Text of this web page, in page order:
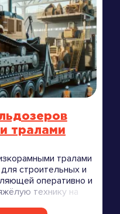
тралами
тралами
строительных и
оперативно и
технику на